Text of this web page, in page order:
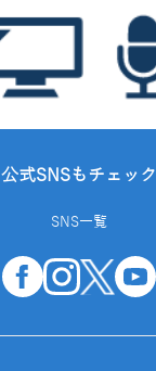
公式SNSもチェック
SNS一覧